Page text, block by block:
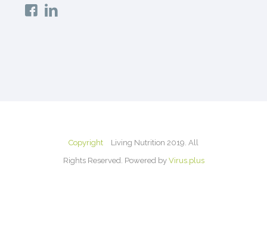
Copyright
Living Nutrition 2019. All
Rights Reserved. Powered by Virus.plus